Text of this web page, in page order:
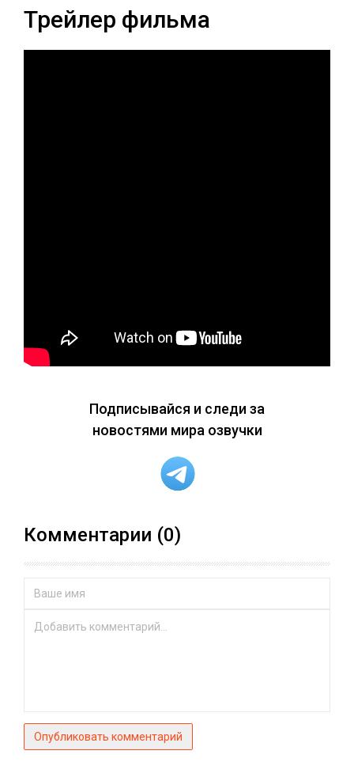
Трейлер фильма
Подписывайся и следи за
новостями мира озвучки
Комментарии (0)
Опубликовать комментарий